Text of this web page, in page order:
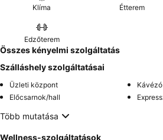
Klíma Étterem
Edzőterem
Összes kényelmi szolgáltatás
Szálláshely szolgáltatásai
Üzleti központ
Kávézó
Előcsarnok/hall
Több mutatása
Wellness-szolgáltatások